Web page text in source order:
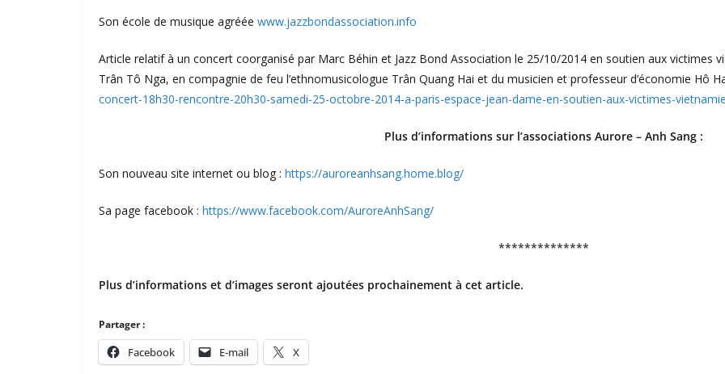
Son école de musique agréée www.jazzbondassociation.info
Article relatif à un concert coorganisé par Marc Béhin et Jazz Bond Association le 25/10/2014 en soutien aux victimes
Trân Tô Nga, en compagnie de feu l’ethnomusicologue Trân Quang Hai et du musicien et professeur d’économie Hô
concert-18h30-rencontre-20h30-samedi-25-octobre-2014-a-paris-espace-jean-dame-en-soutien-aux-victimes-
Plus d’informations sur l’associations Aurore – Anh Sang :
Son nouveau site internet ou blog : https://auroreanhsang.home.blog/
Sa page facebook : https://www.facebook.com/AuroreAnhSang/
**************
Plus d’informations et d’images seront ajoutées prochainement à cet article.
Partager :
Facebook E-mail X